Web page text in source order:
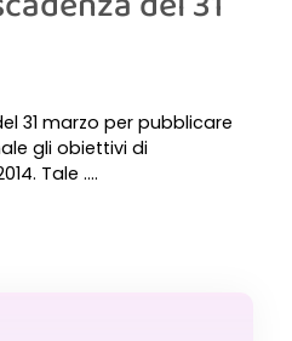
31 marzo per pubblicare
gli obiettivi di
Tale ....